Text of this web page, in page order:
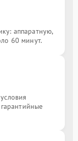
аппаратную,
60 минут.